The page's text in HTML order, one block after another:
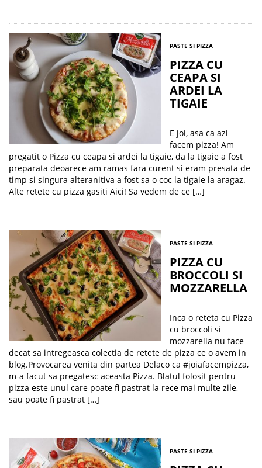
PASTE SI PIZZA
PIZZA CU
CEAPA SI
ARDEI LA
TIGAIE
E joi, asa ca azi
facem pizza! Am
pregatit o Pizza cu ceapa si ardei la tigaie, da la tigaie a fost
preparata deoarece am ramas fara curent si eram presata de
timp si singura alteranitiva a fost sa o coc la tigaie la aragaz.
Alte retete cu pizza gasiti Aici! Sa vedem de ce […]
PASTE SI PIZZA
PIZZA CU
BROCCOLI SI
MOZZARELLA
Inca o reteta cu Pizza
cu broccoli si
mozzarella nu face
decat sa intregeasca colectia de retete de pizza ce o avem in
blog.Provocarea venita din partea Delaco ca #joiafacempizza,
m-a facut sa pregatesc aceasta Pizza. Blatul folosit pentru
pizza este unul care poate fi pastrat la rece mai multe zile,
sau poate fi pastrat […]
PASTE SI PIZZA